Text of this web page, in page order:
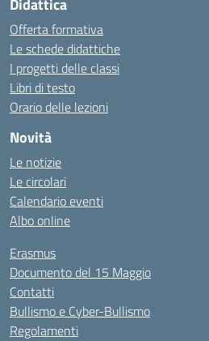
Didattica
Offerta formativa
Le schede didattiche
I progetti delle classi
Libri di testo
Orario delle lezioni
Novità
Le notizie
Le circolari
Calendario eventi
Albo online
Erasmus
Documento del 15 Maggio
Contatti
Bullismo e Cyber-Bullismo
Regolamenti